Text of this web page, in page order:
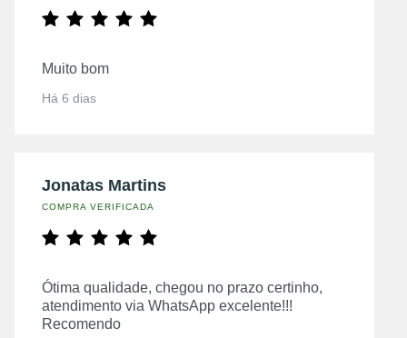
Muito bom
Há 6 dias
Jonatas Martins
COMPRA VERIFICADA
Ótima qualidade, chegou no prazo certinho,
atendimento via WhatsApp excelente!!!
Recomendo